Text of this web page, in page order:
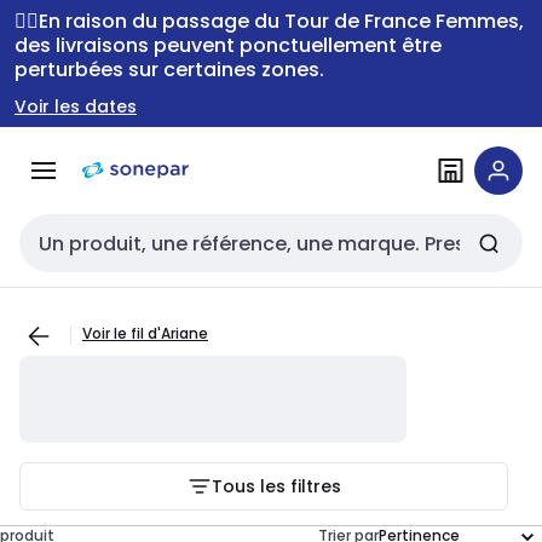
Passer à la
navigation
Passer
au
contenu
🚴‍♂️En raison du passage du Tour de France Femmes,
des livraisons peuvent ponctuellement être
perturbées sur certaines zones.
Voir les dates
Entrée de recherche
Voir le fil d'Ariane
Tous les filtres
produit Trier par